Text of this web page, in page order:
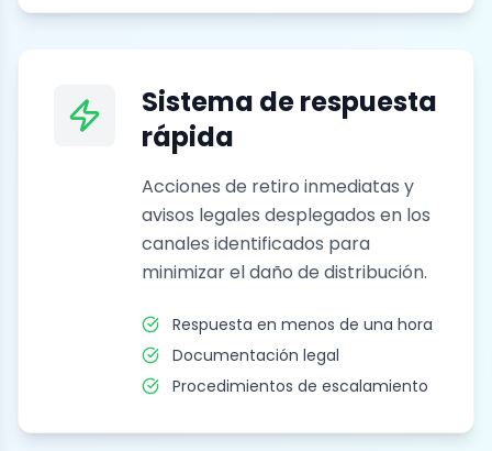
Sistema de respuesta
rápida
Acciones de retiro inmediatas y
avisos legales desplegados en los
canales identificados para
minimizar el daño de distribución.
Respuesta en menos de una hora
Documentación legal
Procedimientos de escalamiento